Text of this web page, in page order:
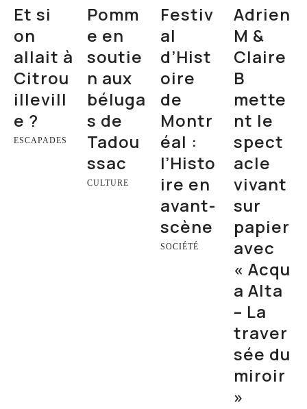
Et si
on
allait à
Citrou
illevill
e ?
ESCAPADES
Pomm
e en
soutie
n aux
béluga
s de
Tadou
ssac
CULTURE
Festiv
al
d’Hist
oire
de
Montr
éal :
l’Histo
ire en
avant-
scène
SOCIÉTÉ
Adrien
M &
Claire
B
mette
nt le
spect
acle
vivant
sur
papier
avec
« Acqu
a Alta
– La
traver
sée du
miroir
»